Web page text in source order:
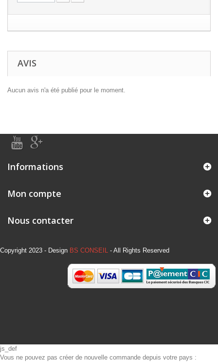
AVIS
Aucun avis n'a été publié pour le moment.
Informations
Mon compte
Nous contacter
Copyright 2023 - Design BS CONSEIL - All Rights Reserved
js_def
Vous ne pouvez pas créer de nouvelle commande depuis votre pays :